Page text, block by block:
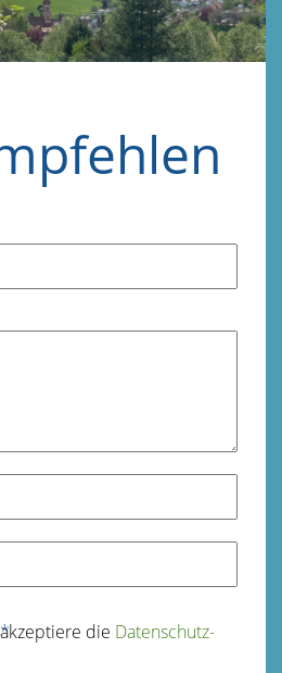
* die Datenschutz­